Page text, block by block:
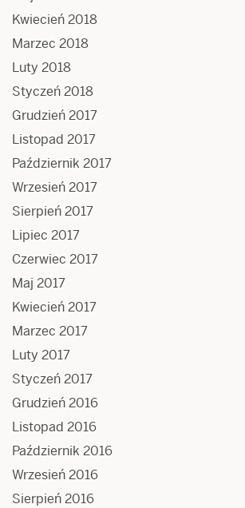
Kwiecień 2018
Marzec 2018
Luty 2018
Styczeń 2018
Grudzień 2017
Listopad 2017
Październik 2017
Wrzesień 2017
Sierpień 2017
Lipiec 2017
Czerwiec 2017
Maj 2017
Kwiecień 2017
Marzec 2017
Luty 2017
Styczeń 2017
Grudzień 2016
Listopad 2016
Październik 2016
Wrzesień 2016
Sierpień 2016